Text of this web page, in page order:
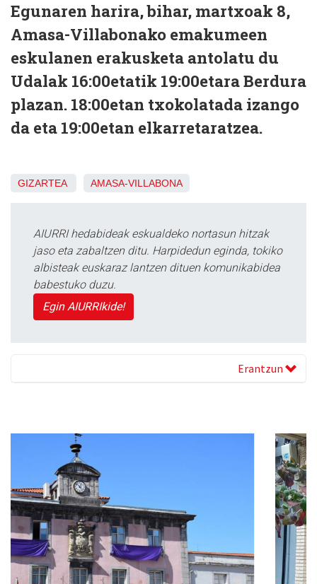
Egunaren harira, bihar, martxoak 8,
Amasa-Villabonako emakumeen
eskulanen erakusketa antolatu du
Udalak 16:00etatik 19:00etara Berdura
plazan. 18:00etan txokolatada izango
da eta 19:00etan elkarretaratzea.
GIZARTEA AMASA-VILLABONA
AIURRI hedabideak eskualdeko nortasun hitzak
jaso eta zabaltzen ditu. Harpidedun eginda, tokiko
albisteak euskaraz lantzen dituen komunikabidea
babestuko duzu.
Egin AIURRIkide!
Erantzun